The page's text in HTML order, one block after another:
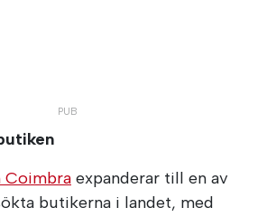
Coimbra expanderar till en av
butikerna i landet, med